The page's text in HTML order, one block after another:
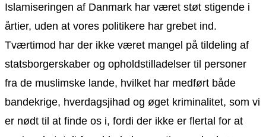
Islamiseringen af Danmark har været støt stigende i
årtier, uden at vores politikere har grebet ind.
Tværtimod har der ikke været mangel på tildeling af
statsborgerskaber og opholdstilladelser til personer
fra de muslimske lande, hvilket har medført både
bandekrige, hverdagsjihad og øget kriminalitet, som vi
er nødt til at finde os i, fordi der ikke er flertal for at